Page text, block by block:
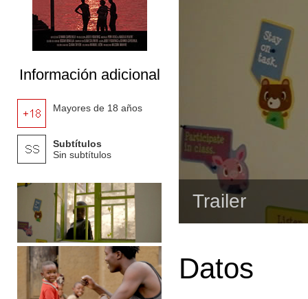
Información adicional
Mayores de 18 años
Subtítulos
Sin subtítulos
Trailer
Datos